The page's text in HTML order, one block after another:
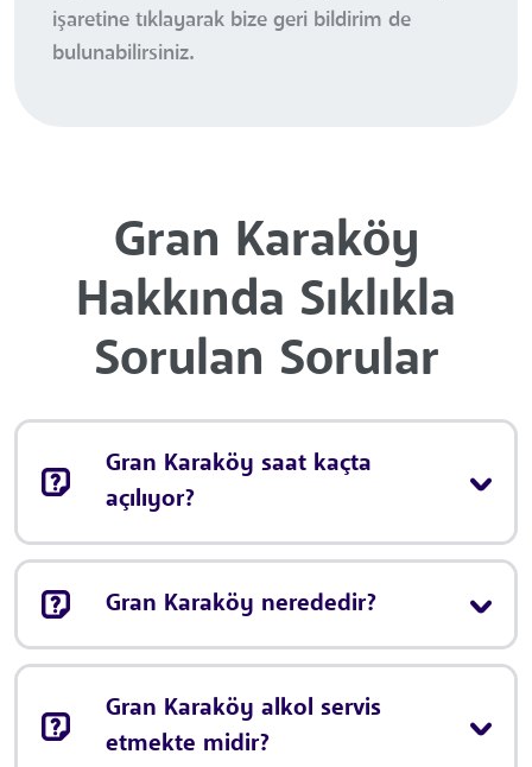
işaretine tıklayarak bize geri bildirim de
bulunabilirsiniz.
Gran Karaköy
Hakkında Sıklıkla
Sorulan Sorular
Gran Karaköy saat kaçta
açılıyor?
Gran Karaköy nerededir?
Gran Karaköy alkol servis
etmekte midir?